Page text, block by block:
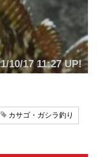
10/17 11:27 UP!
カサゴ・ガシラ釣り